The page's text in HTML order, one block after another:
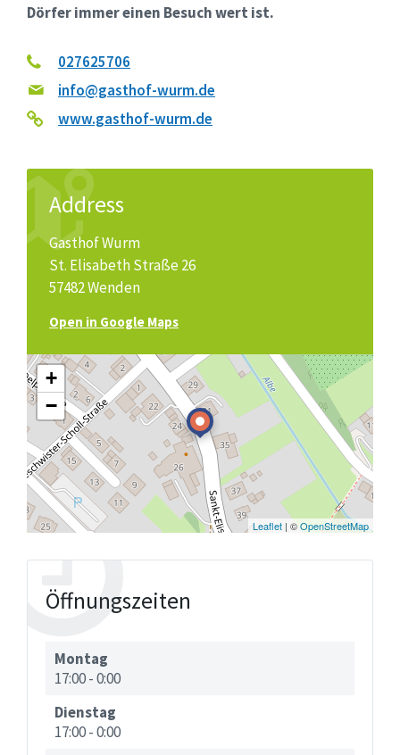
Dörfer immer einen Besuch wert ist.
027625706
info@gasthof-wurm.de
www.gasthof-wurm.de
Address
Gasthof Wurm
St. Elisabeth Straße 26
57482 Wenden
Open in Google Maps
+
−
Leaflet | ©OpenStreetMap
Öffnungszeiten
Montag
17:00-0:00
Dienstag
17:00-0:00